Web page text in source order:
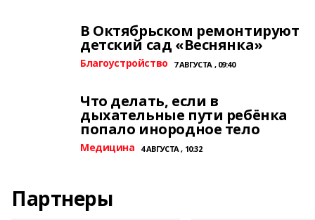
В Октябрьском ремонтируют
детский сад «Веснянка»
Благоустройство 7 АВГУСТА , 09:40
Что делать, если в
дыхательные пути ребёнка
попало инородное тело
Медицина 4 АВГУСТА , 10:32
Партнеры